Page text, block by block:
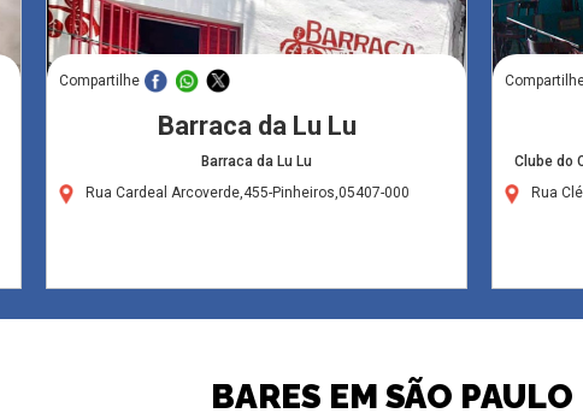
Compartilhe
Barraca da Lu Lu
Barraca da Lu Lu
Rua Cardeal Arcoverde,455-Pinheiros,05407-000
Clube do
Rua
BARES EM SÃO PAULO